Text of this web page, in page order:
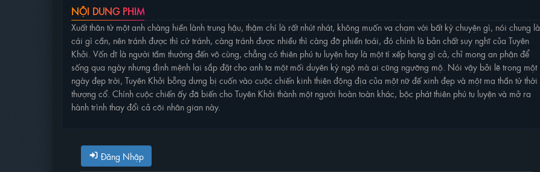
NỘI DUNG PHIM
Xuất thân từ một anh chàng hiền lành trung hậu, thậm chí là rất nhút nhát, không muốn va chạm với bất kỳ chuyện gì, nói chung là
cái gì cần, nên tránh được thì cứ tránh, càng tránh được nhiều thì càng đỡ phiền toái, đó chính là bản chất suy nghĩ của Tuyên
Khởi. Vốn dĩ là người tầm thường đến vô cùng, chẳng có thiên phú tu luyện hay là một tí xếp hạng gì cả, chỉ mong an phận để
sống qua ngày nhưng định mệnh lại sắp đặt cho anh ta một mối duyên kỳ ngộ mà ai cũng ngưỡng mộ. Nói vậy bởi lẽ trong một
ngày đẹp trời, Tuyên Khởi bỗng dưng bị cuốn vào cuộc chiến kinh thiên động địa của một nữ đế xinh đẹp và một ma thần từ thời
thượng cổ. Chính cuộc chiến ấy đã biến cho Tuyên Khởi thành một người hoàn toàn khác, bộc phát thiên phú tu luyện và mở ra
hành trình thay đổi cả cõi nhân gian này.
Đăng Nhập